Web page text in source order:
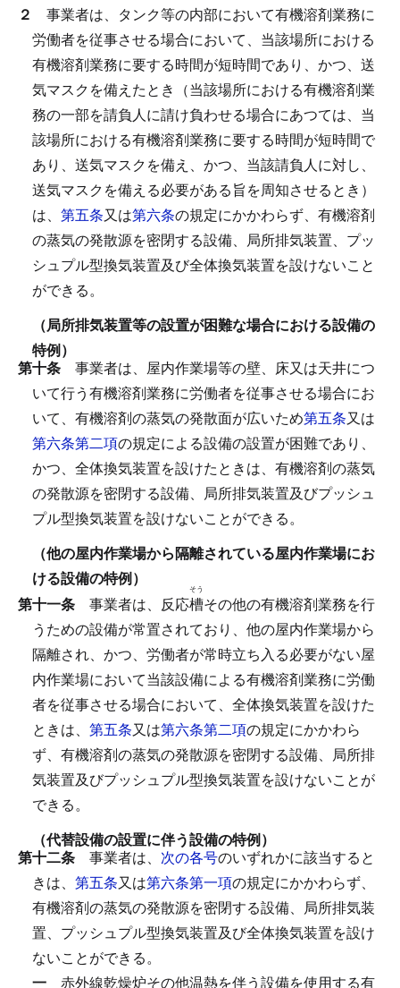
２
事業者は、タンク等の内部において有機溶剤業務に
労働者を従事させる場合において、当該場所における
有機溶剤業務に要する時間が短時間であり、かつ、送
気マスクを備えたとき（当該場所における有機溶剤業
務の一部を請負人に請け負わせる場合にあつては、当
該場所における有機溶剤業務に要する時間が短時間で
あり、送気マスクを備え、かつ、当該請負人に対し、
送気マスクを備える必要がある旨を周知させるとき）
は、 第五条又は第六条の規定にかかわらず、有機溶剤
の蒸気の発散源を密閉する設備、局所排気装置、プッ
シュプル型換気装置及び全体換気装置を設けないこと
ができる。
（局所排気装置等の設置が困難な場合における設備の
特例）
第十条
事業者は、屋内作業場等の壁、床又は天井につ
いて行う有機溶剤業務に労働者を従事させる場合にお
いて、有機溶剤の蒸気の発散面が広いため第五条又は
第六条第二項の規定による設備の設置が困難であり、
かつ、全体換気装置を設けたときは、有機溶剤の蒸気
の発散源を密閉する設備、局所排気装置及びプッシュ
プル型換気装置を設けないことができる。
（他の屋内作業場から隔離されている屋内作業場にお
ける設備の特例）
第十一条
事業者は、反応槽
そう
その他の有機溶剤業務を行
うための設備が常置されており、他の屋内作業場から
隔離され、かつ、労働者が常時立ち入る必要がない屋
内作業場において当該設備による有機溶剤業務に労働
者を従事させる場合において、全体換気装置を設けた
ときは、 第五条又は第六条第二項の規定にかかわら
ず、有機溶剤の蒸気の発散源を密閉する設備、局所排
気装置及びプッシュプル型換気装置を設けないことが
できる。
（代替設備の設置に伴う設備の特例）
第十二条
事業者は、 次の各号のいずれかに該当すると
きは、 第五条又は第六条第一項の規定にかかわらず、
有機溶剤の蒸気の発散源を密閉する設備、局所排気装
置、プッシュプル型換気装置及び全体換気装置を設け
ないことができる。
一
赤外線乾燥炉その他温熱を伴う設備を使用する有